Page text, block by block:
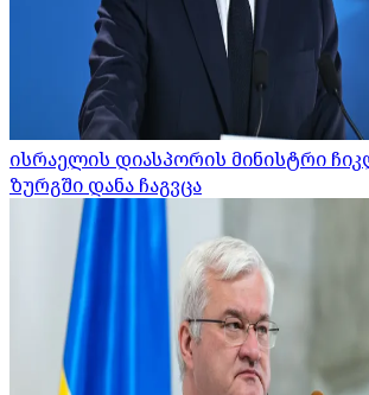
ისრაელის დიასპორის მინისტრი
ზურგში დანა ჩაგვცა